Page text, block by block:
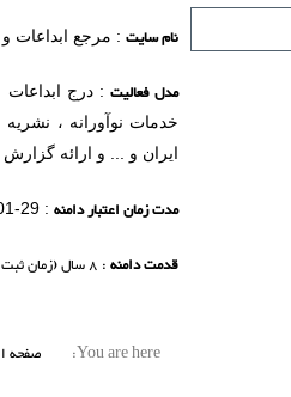
نام سایت: مرجع ابداعات و
مدل فعالیت: درج ابداعات
خدمات نوآورانه ،
ایران و ... و ارائه
مدت زمان اعتبار دامنه: 29-01-2020 مصادف با چهارشنبه، ۹ بهمن ۱۳۹۸
قدمت دامنه: 8 سال (زمان ثبت اولیه :
You are here: صفحه